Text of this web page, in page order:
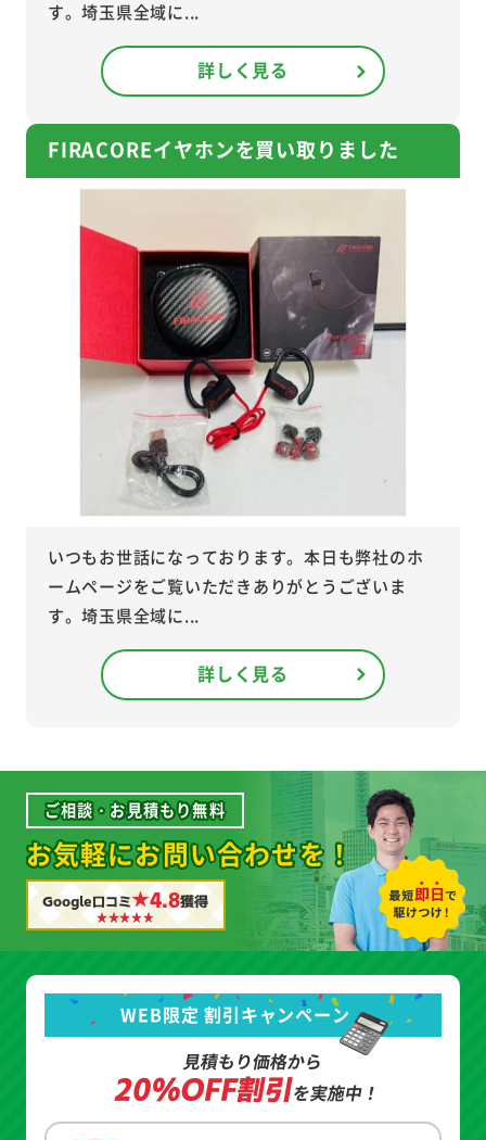
す。埼玉県全域に...
詳しく見る
FIRACOREイヤホンを買い取りました
いつもお世話になっております。本日も弊社のホ
ームページをご覧いただきありがとうございま
す。埼玉県全域に...
詳しく見る
ご相談・お見積もり無料
お気軽にお問い合わせを！
Google口コミ★4.8獲得
WEB限定 割引キャンペーン
見積もり価格から
20%OFF割引を実施中！